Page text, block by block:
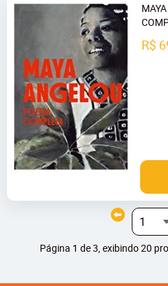
R$
Página 1 de 3, exibindo 20